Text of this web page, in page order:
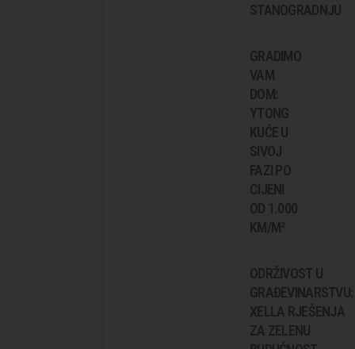
STANOGRADNJU
GRADIMO
VAM
DOM:
YTONG
KUĆE U
SIVOJ
FAZI PO
CIJENI
OD 1.000
KM/M²
ODRŽIVOST U
GRAĐEVINARSTVU:
XELLA RJEŠENJA
ZA ZELENU